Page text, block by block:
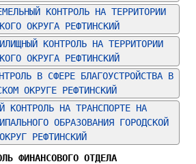
КОНТРОЛЬ НА ТЕРРИТОРИИ
ОКРУГА РЕФТИНСКИЙ
КОНТРОЛЬ НА ТЕРРИТОРИИ
ОКРУГА РЕФТИНСКИЙ
В СФЕРЕ БЛАГОУСТРОЙСТВА В
ОКРУГЕ РЕФТИНСКИЙ
КОНТРОЛЬ НА ТРАНСПОРТЕ НА
ОБРАЗОВАНИЯ ГОРОДСКОЙ
ОКРУГ РЕФТИНСКИЙ
ФИНАНСОВОГО ОТДЕЛА